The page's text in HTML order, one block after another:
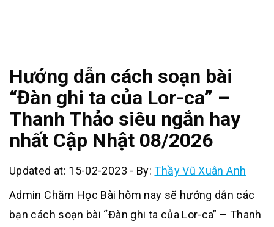
Hướng dẫn cách soạn bài
“Đàn ghi ta của Lor-ca” –
Thanh Thảo siêu ngắn hay
nhất Cập Nhật 08/2026
Updated at: 15-02-2023 - By:Thầy Vũ Xuân Anh
Admin Chăm Học Bài hôm nay sẽ hướng dẫn các
bạn cách soạn bài “Đàn ghi ta của Lor-ca” – Thanh